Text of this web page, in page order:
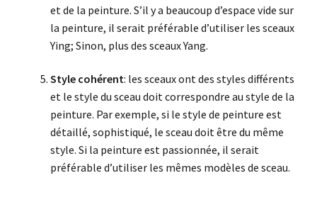
et de la peinture. S’il y a beaucoup d’espace vide sur
la peinture, il serait préférable d’utiliser les sceaux
Ying; Sinon, plus des sceaux Yang.
Style cohérent: les sceaux ont des styles différents
et le style du sceau doit correspondre au style de la
peinture. Par exemple, si le style de peinture est
détaillé, sophistiqué, le sceau doit être du même
style. Si la peinture est passionnée, il serait
préférable d’utiliser les mêmes modèles de sceau.